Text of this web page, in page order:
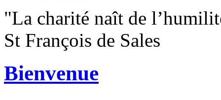
"La charité naît de
St François de Sales
Bienvenue